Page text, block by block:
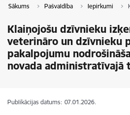
Sākums Pašvaldība Iepirkumi
Klaiņojošu dzīvnieku
veterināro un dzīvnieku
pakalpojumu
novada
Publikācijas datums: 07.01.2026.